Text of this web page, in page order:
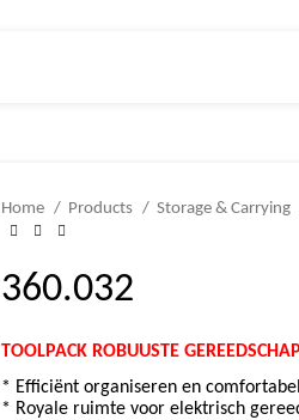
Home Products Storage & Carrying
360.032
TOOLPACK ROBUUSTE
* Efficiënt organiseren en
* Royale ruimte voor elektrisch